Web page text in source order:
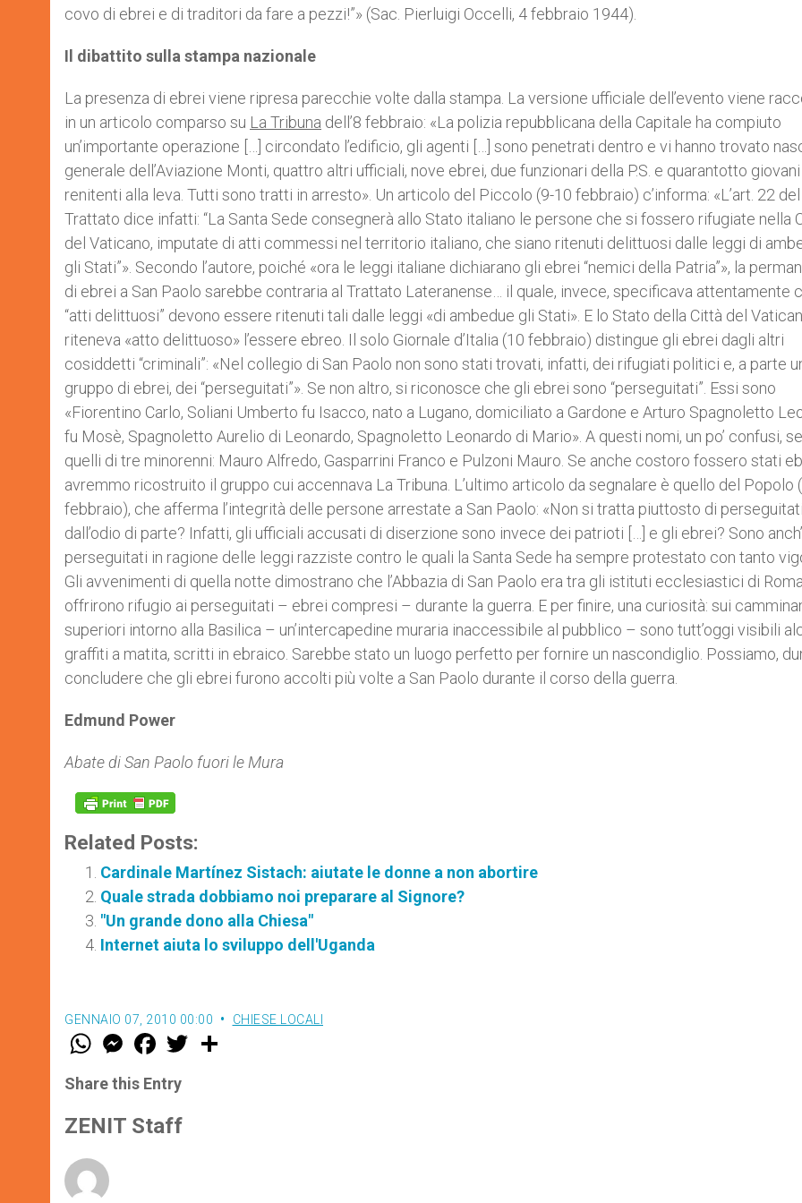
covo di ebrei e di traditori da fare a pezzi!”» (Sac. Pierluigi Occelli, 4 febbraio 1944).
Il dibattito sulla stampa nazionale
La presenza di ebrei viene ripresa parecchie volte dalla stampa. La versione ufficiale dell’evento viene
in un articolo comparso su La Tribuna dell’8 febbraio: «La polizia repubblicana della Capitale ha compiuto
un’importante operazione […] circondato l’edificio, gli agenti […] sono penetrati dentro e vi hanno trovato
generale dell’Aviazione Monti, quattro altri ufficiali, nove ebrei, due funzionari della P.S. e quarantotto giovani
renitenti alla leva. Tutti sono tratti in arresto». Un articolo del Piccolo (9-10 febbraio) c’informa: «L’art. 22 del
Trattato dice infatti: “La Santa Sede consegnerà allo Stato italiano le persone che si fossero rifugiate nella
del Vaticano, imputate di atti commessi nel territorio italiano, che siano ritenuti delittuosi dalle leggi di
gli Stati”». Secondo l’autore, poiché «ora le leggi italiane dichiarano gli ebrei “nemici della Patria”», la
di ebrei a San Paolo sarebbe contraria al Trattato Lateranense… il quale, invece, specificava attentamente
“atti delittuosi” devono essere ritenuti tali dalle leggi «di ambedue gli Stati». E lo Stato della Città del
riteneva «atto delittuoso» l’essere ebreo. Il solo Giornale d’Italia (10 febbraio) distingue gli ebrei dagli altri
cosiddetti “criminali”: «Nel collegio di San Paolo non sono stati trovati, infatti, dei rifugiati politici e, a parte
gruppo di ebrei, dei “perseguitati”». Se non altro, si riconosce che gli ebrei sono “perseguitati”. Essi sono
«Fiorentino Carlo, Soliani Umberto fu Isacco, nato a Lugano, domiciliato a Gardone e Arturo Spagnoletto
fu Mosè, Spagnoletto Aurelio di Leonardo, Spagnoletto Leonardo di Mario». A questi nomi, un po’ confusi,
quelli di tre minorenni: Mauro Alfredo, Gasparrini Franco e Pulzoni Mauro. Se anche costoro fossero stati
avremmo ricostruito il gruppo cui accennava La Tribuna. L’ultimo articolo da segnalare è quello del Popolo
febbraio), che afferma l’integrità delle persone arrestate a San Paolo: «Non si tratta piuttosto di
dall’odio di parte? Infatti, gli ufficiali accusati di diserzione sono invece dei patrioti […] e gli ebrei? Sono
perseguitati in ragione delle leggi razziste contro le quali la Santa Sede ha sempre protestato con tanto
Gli avvenimenti di quella notte dimostrano che l’Abbazia di San Paolo era tra gli istituti ecclesiastici di
offrirono rifugio ai perseguitati – ebrei compresi – durante la guerra. E per finire, una curiosità: sui
superiori intorno alla Basilica – un’intercapedine muraria inaccessibile al pubblico – sono tutt’oggi visibili
graffiti a matita, scritti in ebraico. Sarebbe stato un luogo perfetto per fornire un nascondiglio. Possiamo,
concludere che gli ebrei furono accolti più volte a San Paolo durante il corso della guerra.
Edmund Power
Abate di San Paolo fuori le Mura
Related Posts:
Cardinale Martínez Sistach: aiutate le donne a non abortire
Quale strada dobbiamo noi preparare al Signore?
"Un grande dono alla Chiesa"
Internet aiuta lo sviluppo dell'Uganda
GENNAIO 07, 2010 00:00 CHIESE LOCALI
W
t
s
p
p
M
e
s
e
g
e
F
a
e
b
o
k
w
Share this Entry
ZENIT Staff